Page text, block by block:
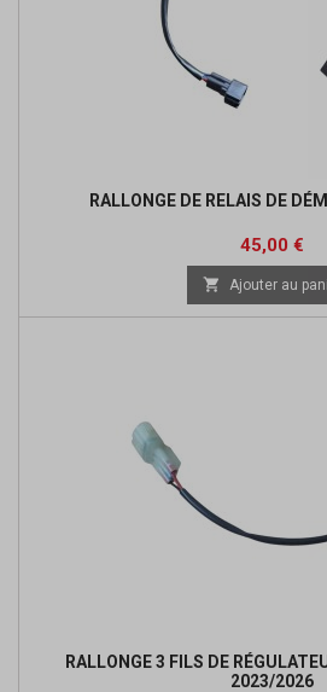
RALLONGE DE RELAIS DE
Prix
45,00 €
 Ajouter au
RALLONGE 3 FILS DE
2023/2026